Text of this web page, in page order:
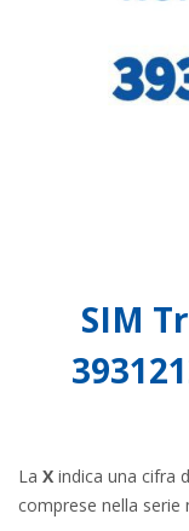
SIM
La X indica una cifra
comprese nella serie